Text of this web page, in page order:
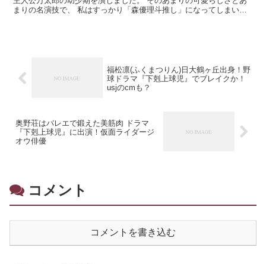
まりの名演技で、 私はすっかり「森優理斗推し」になってしまいま
福松凛(ふくまつりん)日大鶴ヶ丘出身！野
球ドラマ『下剋上球児』でブレイクか！
usjのcmも？
奥野荘はバレエで鍛えた美筋肉 ドラマ
『下剋上球児』に出演！仮面ライダージ
オウ俳優
コメント
コメントを書き込む